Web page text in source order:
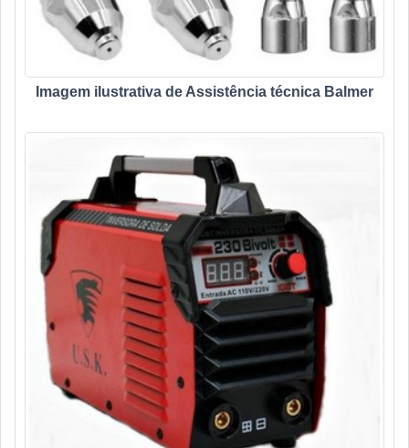
inicial para levantar os reparos necessários para o perfeito
funcionamento do equipamento. Posteriormente, após
aprovação prévia do orçamento, o equipamento tem peças
substituídas e os reparos empregados. Por último, o
produto é testado para certificação da perfeita condição de
correções nos equipamentos em intervalos regulares do
que simplesmente comprar máquinas novas, já que a
manutenção é menos custosa do que substituir um
equipamento defeituoso por um novo.ASSISTÊNCIA
TÉCNICA MÁQUINA DE SOLDA SP DE ALTA
QUALIDADENa Plurimáquinas existe variedade e
qualidade quando o assunto for venda e manutenção de
máquinas de solda e acessórios. É sempre a opção mais
confiável, disponibilizando itens como máquina de solda
com alta qualidade e eficiência.
Imagem ilustrativa de Assistência técnica Balmer